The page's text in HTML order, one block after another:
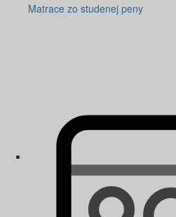
Matrace zo studenej peny